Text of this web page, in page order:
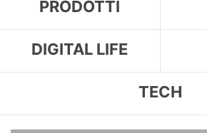
PRODOTTI
DIGITAL LIFE
TECH